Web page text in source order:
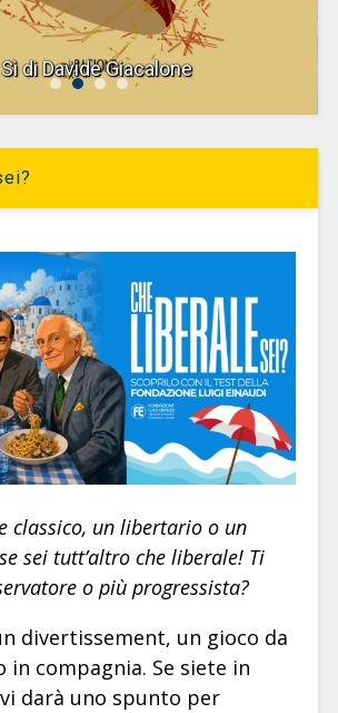
di Davide Giacalone
classico, un libertario o un
sei tutt’altro che liberale! Ti
o più progressista?
divertissement, un gioco da
in compagnia. Se siete in
darà uno spunto per